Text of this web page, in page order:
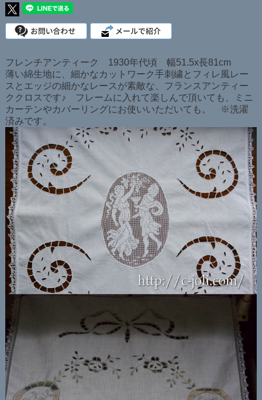
フレンチアンティーク 1930年代頃 幅51.5x長81cm
薄い綿生地に、細かなカットワーク手刺繍とフィレ風レー
スとエッジの細かなレースが素敵な、フランスアンティー
ククロスです♪ フレームに入れて楽しんで頂いても、ミニ
カーテンやカバーリングにお使いいただいても。 ※洗濯
済みです。